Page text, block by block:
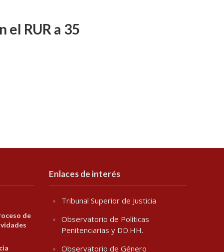
el RUR a 35
de
Enlaces de interés
Tribunal Superior de Justicia
Observatorio de Políticas
Penitenciarias y DD.HH.
Observatorio de Género